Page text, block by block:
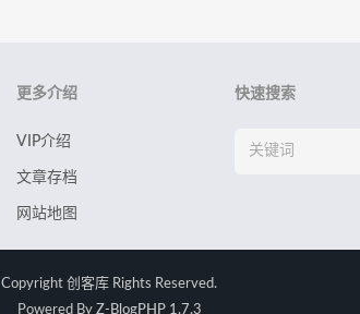
更多介绍
VIP介绍
文章存档
网站地图
快速搜索
Copyright 创客库 Rights Reserved.
Powered By Z-BlogPHP 1.7.3